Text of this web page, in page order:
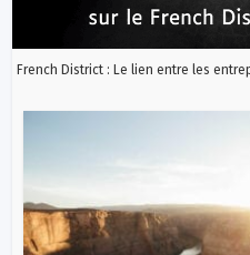
French District : Le lien entre les